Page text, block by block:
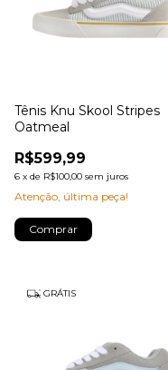
Tênis Knu Skool Stripes
Oatmeal
R$599,99
6 x de R$100,00 sem juros
Atenção, última peça!
Comprar
GRÁTIS